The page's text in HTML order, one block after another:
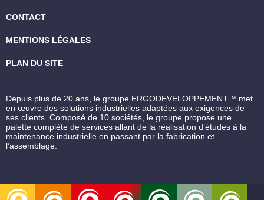
CONTACT
MENTIONS LÉGALES
PLAN DU SITE
Depuis plus de 20 ans, le groupe ERGODEVELOPPEMENT™ met
en œuvre des solutions industrielles adaptées aux exigences de
ses clients. Composé de 10 sociétés, le groupe propose une
palette complète de services allant de la réalisation d’études à la
maintenance industrielle en passant par la fabrication et
l’assemblage.